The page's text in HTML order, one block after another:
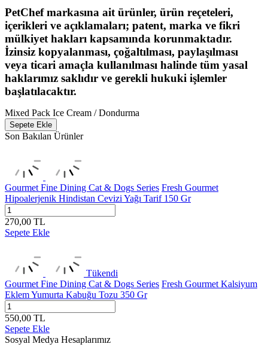
PetChef markasına ait ürünler, ürün reçeteleri,
içerikleri ve açıklamaları; patent, marka ve fikri
mülkiyet hakları kapsamında korunmaktadır.
İzinsiz kopyalanması, çoğaltılması, paylaşılması
veya ticari amaçla kullanılması halinde tüm yasal
haklarımız saklıdır ve gerekli hukuki işlemler
başlatılacaktır.
Mixed Pack Ice Cream / Dondurma
Sepete Ekle
Son Bakılan Ürünler
Gourmet Fine Dining Cat & Dogs Series Fresh Gourmet
Hipoalerjenik Hindistan Cevizi Yağı Tarif 150 Gr
270,00 TL
Sepete Ekle
Tükendi
Gourmet Fine Dining Cat & Dogs Series Fresh Gourmet Kalsiyum
Eklem Yumurta Kabuğu Tozu 350 Gr
550,00 TL
Sepete Ekle
Sosyal Medya Hesaplarımız